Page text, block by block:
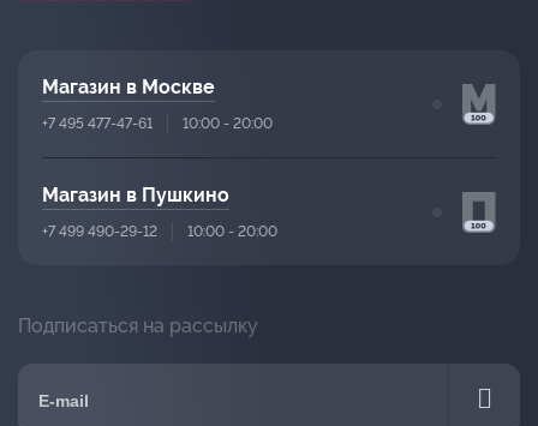
Магазин в Москве
+7 495 477-47-61 10:00 - 20:00
Магазин в Пушкино
+7 499 490-29-12 10:00 - 20:00
Подписаться на рассылку